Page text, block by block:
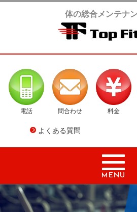
体の総合メンテナ
電話 問合わせ 料金
よくある質問
MENU